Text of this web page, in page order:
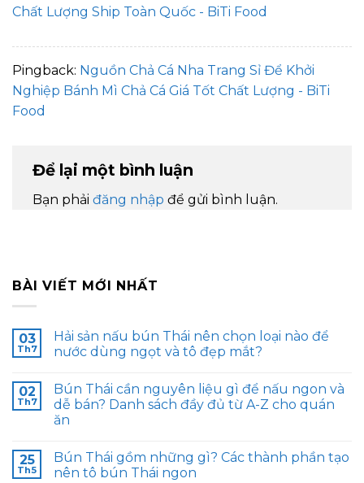
Chất Lượng Ship Toàn Quốc - BiTi Food
Pingback: Nguồn Chả Cá Nha Trang Sỉ Để Khởi
Nghiệp Bánh Mì Chả Cá Giá Tốt Chất Lượng - BiTi
Food
Để lại một bình luận
Bạn phải đăng nhập để gửi bình luận.
BÀI VIẾT MỚI NHẤT
03
Th7
Hải sản nấu bún Thái nên chọn loại nào để
nước dùng ngọt và tô đẹp mắt?
02
Th7
Bún Thái cần nguyên liệu gì để nấu ngon và
dễ bán? Danh sách đầy đủ từ A-Z cho quán
ăn
25
Th5
Bún Thái gồm những gì? Các thành phần tạo
nên tô bún Thái ngon